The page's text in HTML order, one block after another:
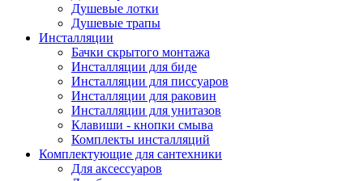
Душевые лотки
Душевые трапы
Инсталляции
Бачки скрытого монтажа
Инсталляции для биде
Инсталляции для писсуаров
Инсталляции для раковин
Инсталляции для унитазов
Клавиши - кнопки смыва
Комплекты инсталляций
Комплектующие для сантехники
Для аксессуаров